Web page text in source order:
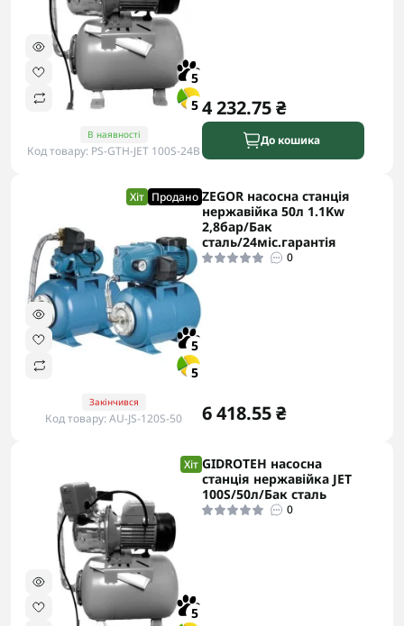
5
5
В наявності
Код товару: PS-GTH-JET 100S-24B
4 232.75 ₴
До кошика
Хіт Продано
5
5
Закінчився
Код товару: AU-JS-120S-50
ZEGOR насосна станція
нержавійка 50л 1.1Kw
2,8бар/Бак
сталь/24міс.гарантія
0
6 418.55 ₴
Хіт
5
GIDROTEH насосна
станція нержавійка JET
100S/50л/Бак сталь
0